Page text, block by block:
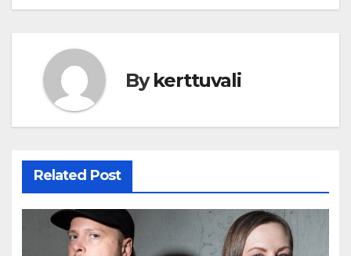
Bykerttuvali
Related Post